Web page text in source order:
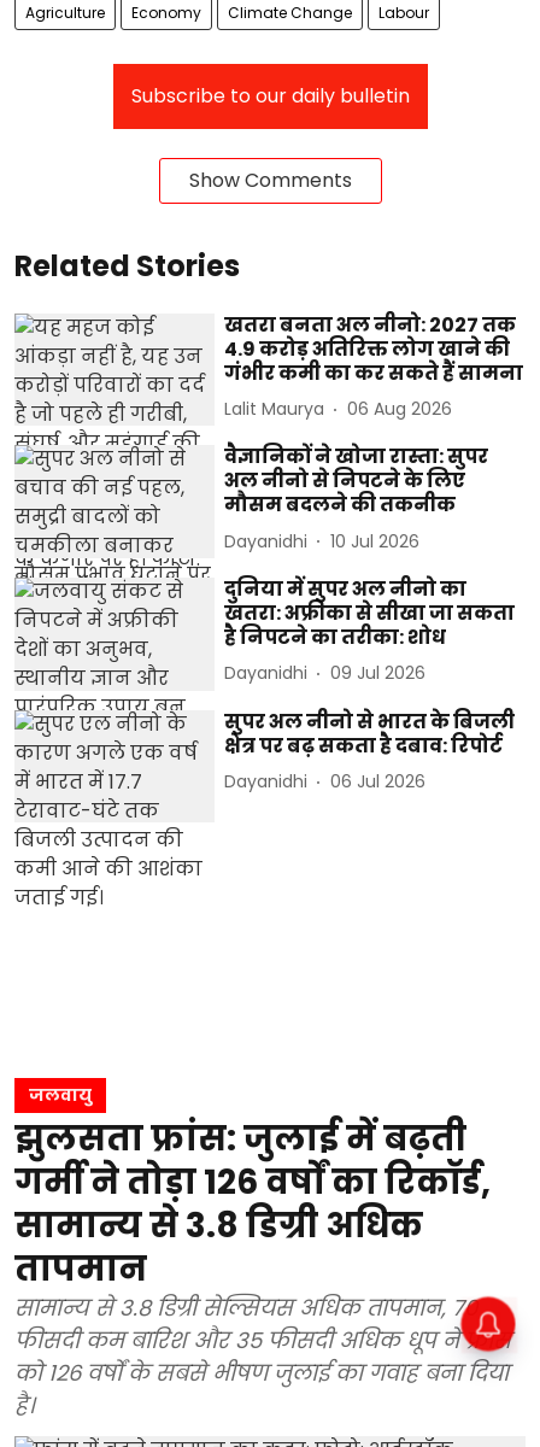
Agriculture Economy Climate Change Labour
Subscribe to our daily bulletin
Show Comments
Related Stories
खतरा बनता अल नीनो: 2027 तक
4.9 करोड़ अतिरिक्त लोग खाने की
गंभीर कमी का कर सकते हैं सामना
Lalit Maurya 06 Aug 2026
वैज्ञानिकों ने खोजा रास्ता: सुपर
अल नीनो से निपटने के लिए
मौसम बदलने की तकनीक
Dayanidhi 10 Jul 2026
दुनिया में सुपर अल नीनो का
खतरा: अफ्रीका से सीखा जा सकता
है निपटने का तरीका: शोध
Dayanidhi 09 Jul 2026
सुपर अल नीनो से भारत के बिजली
क्षेत्र पर बढ़ सकता है दबाव: रिपोर्ट
Dayanidhi 06 Jul 2026
जलवायु
झुलसता फ्रांस: जुलाई में बढ़ती
गर्मी ने तोड़ा 126 वर्षों का रिकॉर्ड,
सामान्य से 3.8 डिग्री अधिक
तापमान
सामान्य से 3.8 डिग्री सेल्सियस अधिक तापमान, 70
फीसदी कम बारिश और 35 फीसदी अधिक धूप ने फ्रांस
को 126 वर्षों के सबसे भीषण जुलाई का गवाह बना दिया
है।